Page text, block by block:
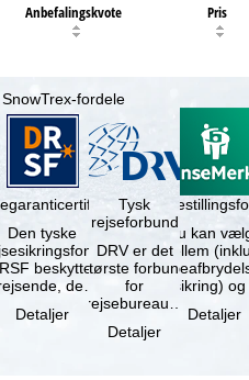
Anbefalingskvote Pris
fordele
Den tyske
beskytter
der
eller
Detaljer
Tysk
rejseforbund
DRV er det
største forbund
for
rejsebureauer
rejsearrangører
Detaljer
Du kan
mellem (inklusiv
Detaljer